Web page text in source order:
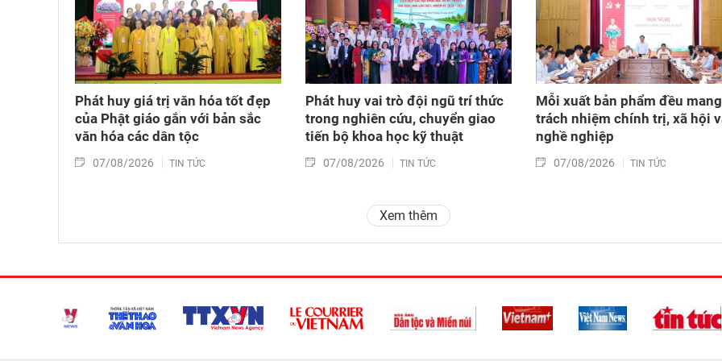
Phát huy giá trị văn hóa tốt đẹp
của Phật giáo gắn với bản sắc
văn hóa các dân tộc
07/08/2026 TIN TỨC
Phát huy vai trò đội ngũ trí thức
trong nghiên cứu, chuyển giao
tiến bộ khoa học kỹ thuật
07/08/2026 TIN TỨC
Mỗi xuất bản phẩm đều mang
trách nhiệm chính trị, xã hội
nghề nghiệp
07/08/2026 TIN TỨC
Xem thêm